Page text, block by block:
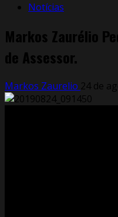
Notícias
Markos Zaurélio
de Assessor.
Markos Zaurelio 24 de